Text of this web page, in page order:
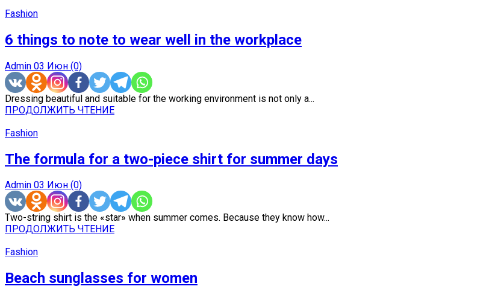
Fashion
6 things to note to wear well in the workplace
Admin 03 Июн (0)
Dressing beautiful and suitable for the working environment is not only a...
ПРОДОЛЖИТЬ ЧТЕНИЕ
Fashion
The formula for a two-piece shirt for summer days
Admin 03 Июн (0)
Two-string shirt is the «star» when summer comes. Because they know how...
ПРОДОЛЖИТЬ ЧТЕНИЕ
Fashion
Beach sunglasses for women